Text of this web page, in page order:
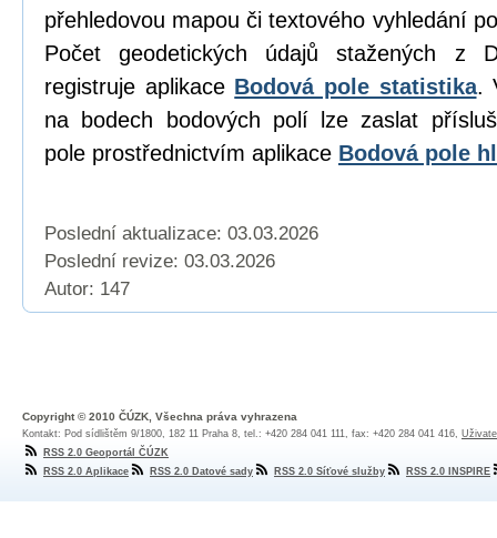
přehledovou mapou či textového vyhledání
Počet geodetických údajů stažených z
registruje aplikace Bodová pole statistika.
na bodech bodových polí lze zaslat
pole prostřednictvím aplikace Bodová pole
Poslední aktualizace: 03.03.2026
Poslední revize: 03.03.2026
Autor: 147
Copyright © 2010 ČÚZK, Všechna práva vyhrazena
Kontakt: Pod sídlištěm 9/1800, 182 11 Praha 8, tel.: +420 284 041 111, fax: +420 284 041 416,
RSS 2.0 Geoportál ČÚZK
RSS 2.0 Aplikace
RSS 2.0 Datové sady RSS 2.0 Síťové služby RSS 2.0 INSPIRE